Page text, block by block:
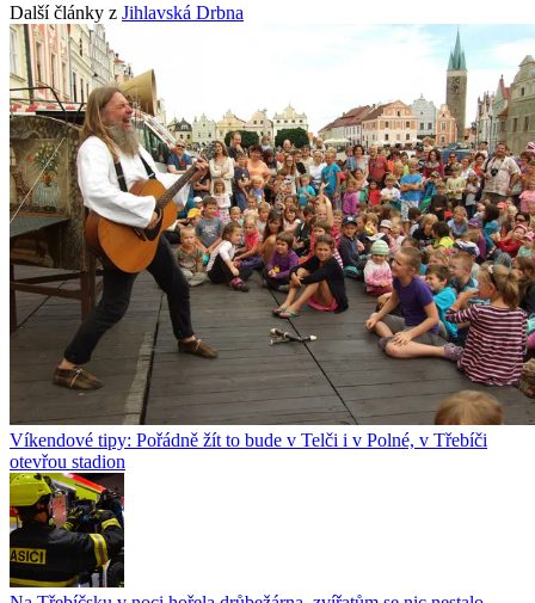
Další články z Jihlavská Drbna
Víkendové tipy: Pořádně žít to bude v Telči i v Polné, v Třebíči
otevřou stadion